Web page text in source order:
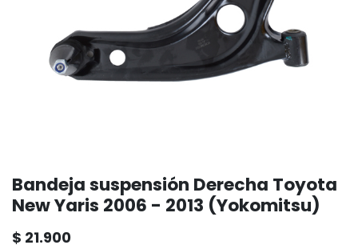
Bandeja suspensión Derecha Toyota
New Yaris 2006 - 2013 (Yokomitsu)
$ 21.900